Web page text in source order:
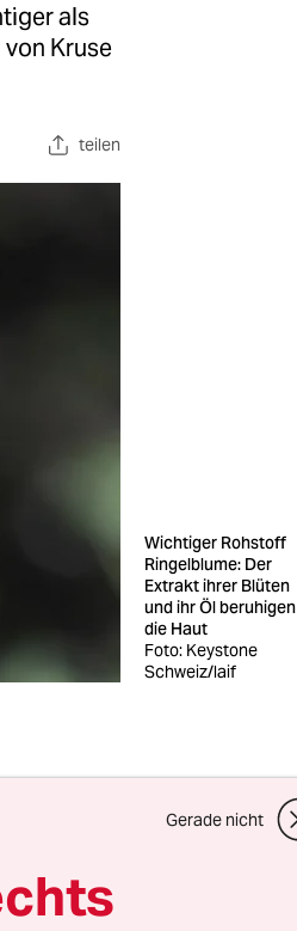
als
Kruse
teilen
Wichtiger Rohstoff
Ringelblume: Der
Extrakt ihrer Blüten
und ihr Öl beruhigen
die Haut
Foto: Keystone
Schweiz/laif
Gerade nicht